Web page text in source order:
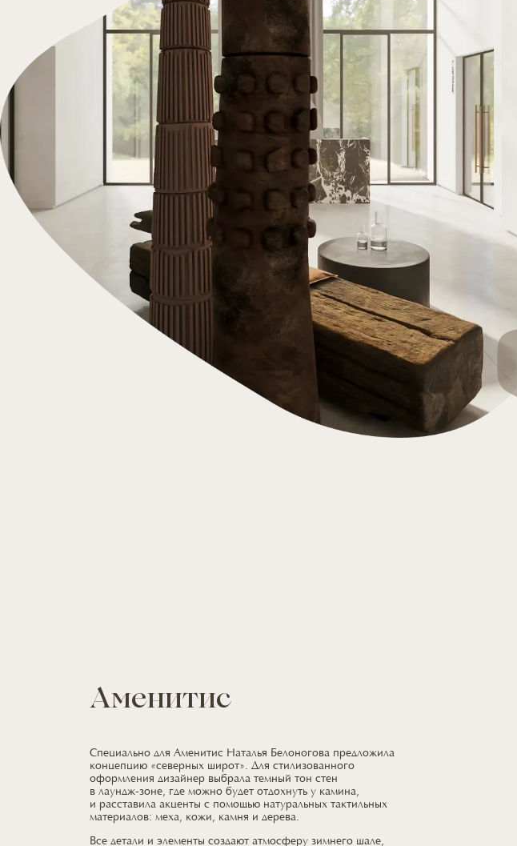
Аменитис
Специально для АменитисНаталья Белоногова предложила
концепцию «северных широт». Для стилизованного
оформления дизайнер выбрала темный тон стен
в лаундж-зоне, где можнобудет отдохнуть у камина,
и расставилаакценты с помощьюнатуральных тактильных
материалов: меха, кожи, камня и дерева.
Все детали и элементы создают атмосферу зимнего шале,